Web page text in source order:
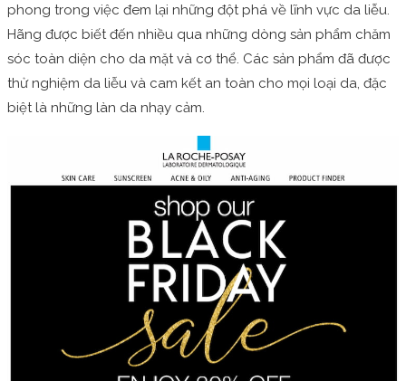
phong trong việc đem lại những đột phá về lĩnh vực da liễu.
Hãng được biết đến nhiều qua những dòng sản phẩm chăm
sóc toàn diện cho da mặt và cơ thể. Các sản phẩm đã được
thử nghiệm da liễu và cam kết an toàn cho mọi loại da, đặc
biệt là những làn da nhạy cảm.